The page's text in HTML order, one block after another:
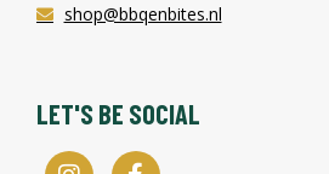
shop@bbqenbites.nl
LET'S BE SOCIAL